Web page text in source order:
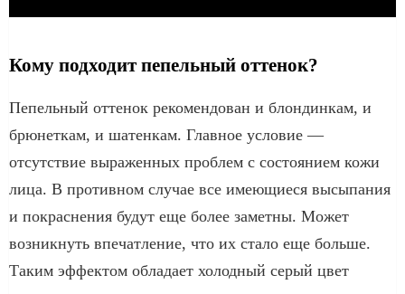
Кому подходит пепельный оттенок?
Пепельный оттенок рекомендован и блондинкам, и
брюнеткам, и шатенкам. Главное условие —
отсутствие выраженных проблем с состоянием кожи
лица. В противном случае все имеющиеся высыпания
и покраснения будут еще более заметны. Может
возникнуть впечатление, что их стало еще больше.
Таким эффектом обладает холодный серый цвет